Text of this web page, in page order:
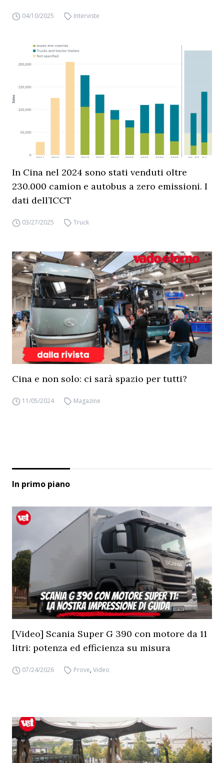
04/10/2025 Interviste
In Cina nel 2024 sono stati venduti oltre
230.000 camion e autobus a zero emissioni. I
dati dell’ICCT
03/27/2025 Truck
Cina e non solo: ci sarà spazio per tutti?
11/05/2024 Magazine
In primo piano
[Video] Scania Super G 390 con motore da 11
litri: potenza ed efficienza su misura
07/24/2026 Prove,Video